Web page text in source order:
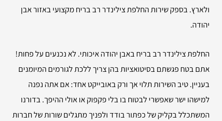
ולארץ. בספק שירות החלפת צילינדר רב בריח מקצועי באזור אבן
יהודה.
החלפת צילינדר רב בריח באבן יהודה איכותי. לא נכנעים על פחות!
אתם בטח פגשתם בסיטואציות בהן צריך ללכת לגורמים המיומנים
בעניין. טיב השירות תלוי אך ורק באובייקט אחד: אם אתה נפנה
למישהו ישר שאפשרי לבטוח בו בלי פקפוק או אולי ההיפך. בדורנו
המשתכלל בקליק של כפתור בודד ולפניך מתגלים שורות של חברות